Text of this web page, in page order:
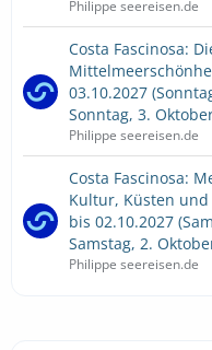
Philippe seereisen.de
Costa Fascinosa:
03.10.2027
Sonntag, 3.
Philippe seereisen.de
Costa Fascinosa:
Kultur, Küsten
bis 02.10.2027
Samstag, 2.
Philippe seereisen.de